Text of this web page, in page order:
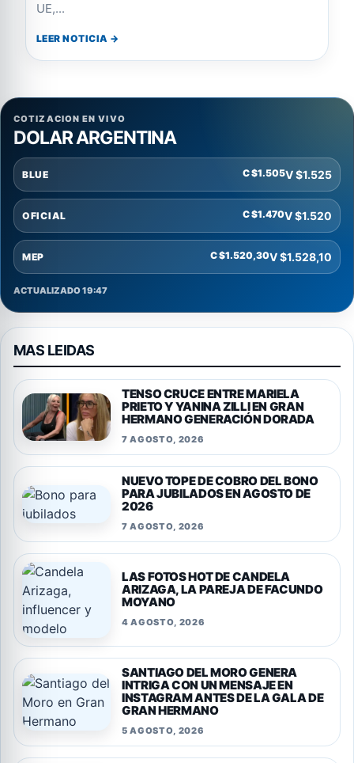
UE,...
LEER NOTICIA →
COTIZACION EN VIVO
DOLAR ARGENTINA
BLUE C $1.505V $1.525
OFICIAL C $1.470V $1.520
MEP C $1.520,30V $1.528,10
ACTUALIZADO 19:47
MAS LEIDAS
TENSO CRUCE ENTRE MARIELA
PRIETO Y YANINA ZILLI EN GRAN
HERMANO GENERACIÓN DORADA
7 AGOSTO, 2026
NUEVO TOPE DE COBRO DEL BONO
PARA JUBILADOS EN AGOSTO DE
2026
7 AGOSTO, 2026
LAS FOTOS HOT DE CANDELA
ARIZAGA, LA PAREJA DE FACUNDO
MOYANO
4 AGOSTO, 2026
SANTIAGO DEL MORO GENERA
INTRIGA CON UN MENSAJE EN
INSTAGRAM ANTES DE LA GALA DE
GRAN HERMANO
5 AGOSTO, 2026